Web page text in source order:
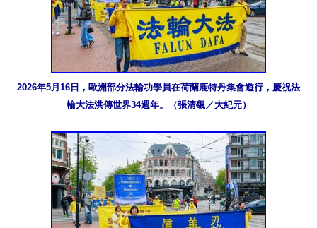
2026年5月16日，歐洲部分法輪功學員在荷蘭鹿特丹集會遊行，慶祝法
輪大法洪傳世界34週年。（張清颻／大紀元）